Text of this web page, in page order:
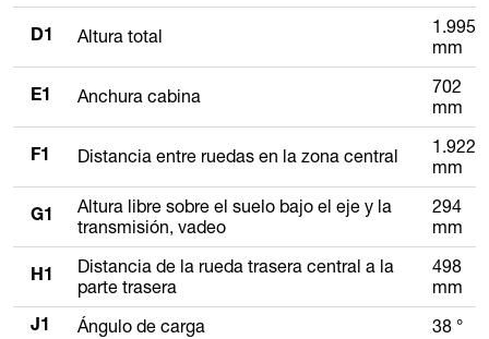
D1 Altura total
1.995
mm
E1 Anchura cabina
702
mm
F1 Distancia entre ruedas en la zona central
1.922
mm
G1
Altura libre sobre el suelo bajo el eje y la
transmisión, vadeo
294
mm
H1
Distancia de la rueda trasera central a la
parte trasera
498
mm
J1 Ángulo de carga 38 °